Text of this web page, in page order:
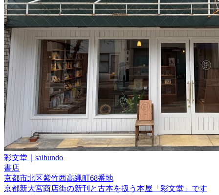
彩文堂｜saibundo
書店
京都市北区紫竹西高縄町68番地
京都新大宮商店街の新刊と古本を扱う本屋「彩文堂」です